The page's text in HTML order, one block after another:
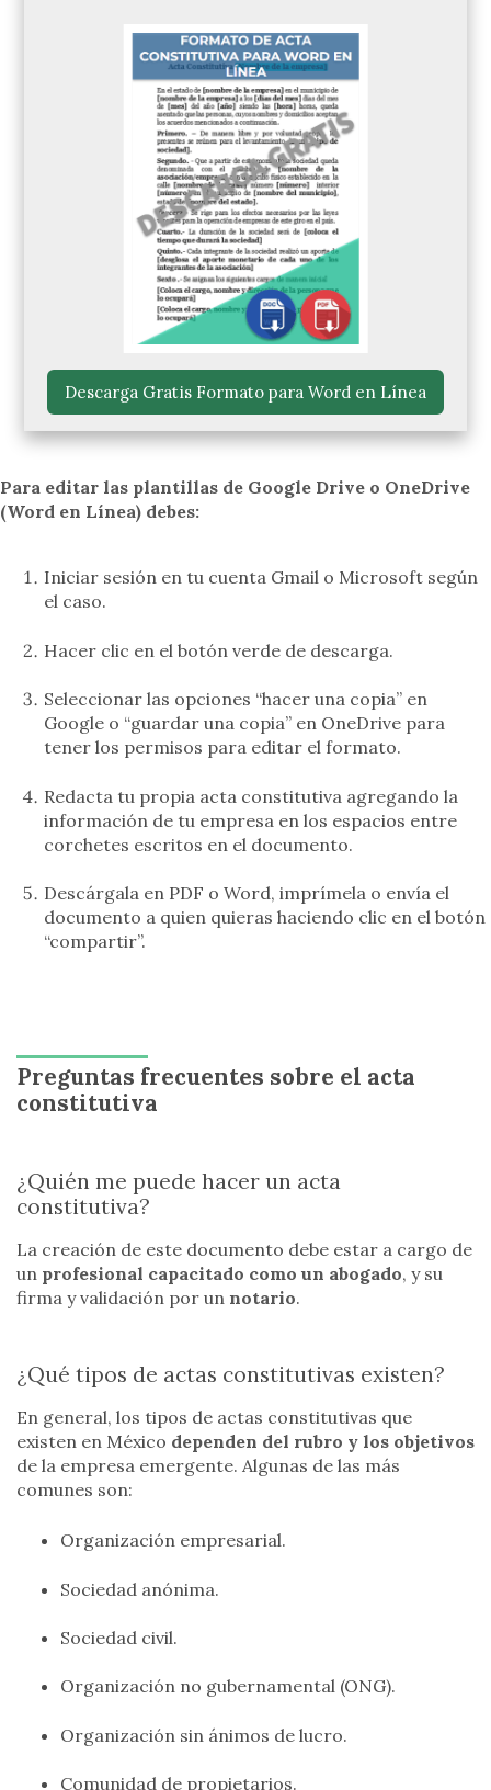
Descarga Gratis Formato para Word en Línea
Para editar las plantillas de Google Drive o OneDrive
(Word en Línea) debes:
Iniciar sesión en tu cuenta Gmail o Microsoft según
el caso.
Hacer clic en el botón verde de descarga.
Seleccionar las opciones “hacer una copia” en
Google o “guardar una copia” en OneDrive para
tener los permisos para editar el formato.
Redacta tu propia acta constitutiva agregando la
información de tu empresa en los espacios entre
corchetes escritos en el documento.
Descárgala en PDF o Word, imprímela o envía el
documento a quien quieras haciendo clic en el botón
“compartir”.
Preguntas frecuentes sobre el acta
constitutiva
¿Quién me puede hacer un acta
constitutiva?
La creación de este documento debe estar a cargo de
un profesional capacitado como un abogado, y su
firma y validación por un notario.
¿Qué tipos de actas constitutivas existen?
En general, los tipos de actas constitutivas que
existen en México dependen del rubro y los objetivos
de la empresa emergente. Algunas de las más
comunes son:
Organización empresarial.
Sociedad anónima.
Sociedad civil.
Organización no gubernamental (ONG).
Organización sin ánimos de lucro.
Comunidad de propietarios.